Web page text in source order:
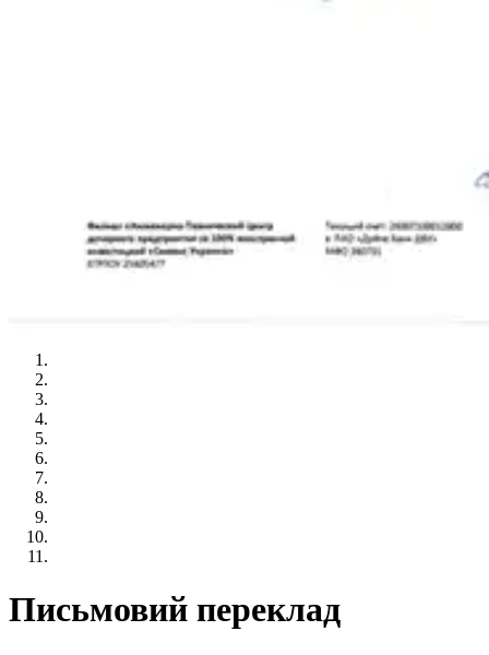
Письмовий переклад